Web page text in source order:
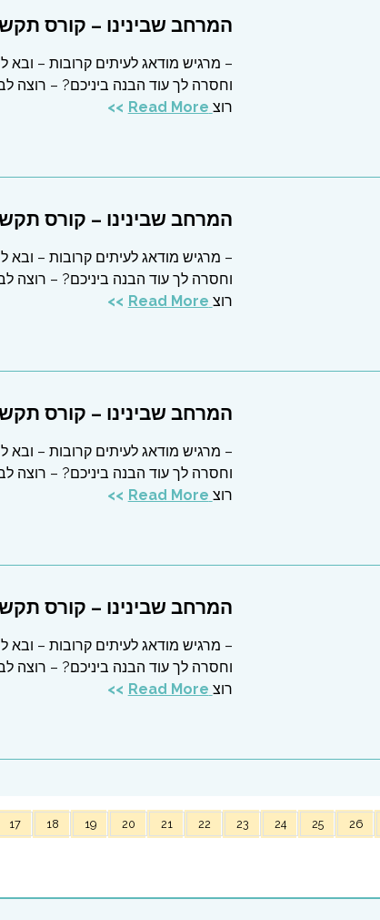
המרחב שבינינו – קורס
– מרגיש מודאג לעיתים קרובות – ובא
וחסרה לך עוד הבנה ביניכם? –
רוצ
המרחב שבינינו – קורס
– מרגיש מודאג לעיתים קרובות – ובא
וחסרה לך עוד הבנה ביניכם? –
רוצ
המרחב שבינינו – קורס
– מרגיש מודאג לעיתים קרובות – ובא
וחסרה לך עוד הבנה ביניכם? –
רוצ
המרחב שבינינו – קורס
– מרגיש מודאג לעיתים קרובות – ובא
וחסרה לך עוד הבנה ביניכם? –
רוצ
17 18 19 20 21 22 23 24 25 26